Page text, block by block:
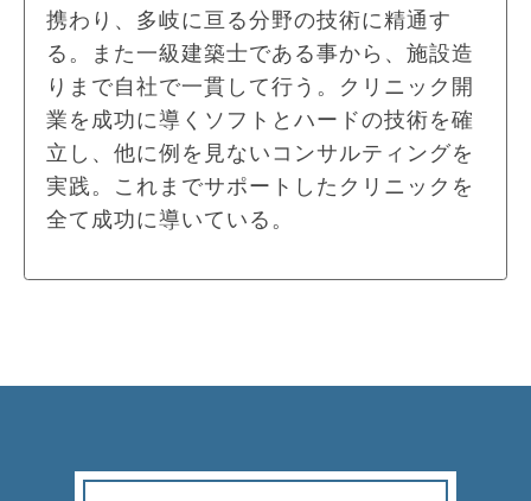
携わり、多岐に亘る分野の技術に精通す
る。また一級建築士である事から、施設造
りまで自社で一貫して行う。クリニック開
業を成功に導くソフトとハードの技術を確
立し、他に例を見ないコンサルティングを
実践。これまでサポートしたクリニックを
全て成功に導いている。